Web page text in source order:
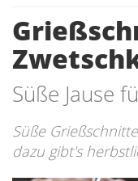
Süße Jause
Süße
dazu gibt's